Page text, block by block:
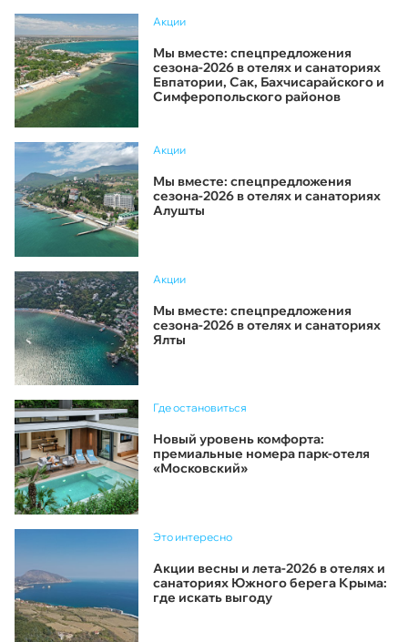
Акции
Мы вместе: спецпредложения
сезона-2026 в отелях и санаториях
Евпатории, Сак, Бахчисарайского и
Симферопольского районов
Акции
Мы вместе: спецпредложения
сезона-2026 в отелях и санаториях
Алушты
Акции
Мы вместе: спецпредложения
сезона-2026 в отелях и санаториях
Ялты
Где остановиться
Новый уровень комфорта:
премиальные номера парк-отеля
«Московский»
Это интересно
Акции весны и лета-2026 в отелях и
санаториях Южного берега Крыма:
где искать выгоду